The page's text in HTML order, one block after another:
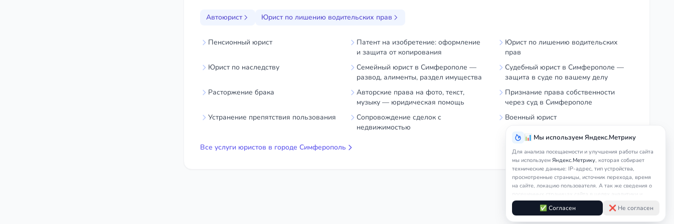
📊 Мы используем Яндекс.Метрику
Для анализа посещаемости и улучшения работы сайта
мы используем Яндекс.Метрику, которая собирает
технические данные: IP-адрес, тип устройства,
просмотренные страницы, источник перехода, время
на сайте, локацию пользователя. А так же сведения о
посещенных страницах сайта в целях аналитики и
защиты от спама.Это является обработкой
персональных данных.
Подробнее вСогласии на обработку персональных данных
✅ Согласен ❌ Не согласен
Автоюрист Юрист по лишению водительских прав
Пенсионный юрист
Патент на изобретение: оформление
и защита от копирования
Юрист по лишению водительских
прав
Юрист по наследству
Семейный юрист в Симферополе —
развод, алименты, раздел имущества
Судебный юрист в Симферополе —
защита в суде по вашему делу
Расторжение брака
Авторские права на фото, текст,
музыку — юридическая помощь
Признание права собственности
через суд в Симферополе
Устранение препятствия пользования
Сопровождение сделок с
недвижимостью
Военный юрист
Все услуги юристов в городе Симферополь